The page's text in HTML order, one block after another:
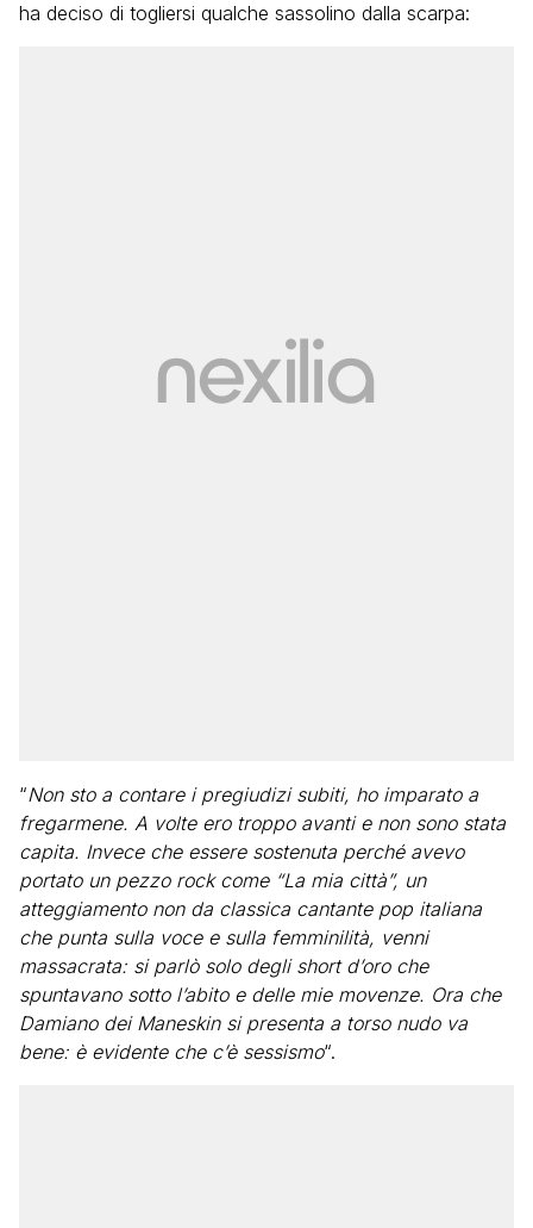
ha deciso di togliersi qualche sassolino dalla scarpa:
“Non sto a contare i pregiudizi subiti, ho imparato a
fregarmene. A volte ero troppo avanti e non sono stata
capita. Invece che essere sostenuta perché avevo
portato un pezzo rock come “La mia città”, un
atteggiamento non da classica cantante pop italiana
che punta sulla voce e sulla femminilità, venni
massacrata: si parlò solo degli short d’oro che
spuntavano sotto l’abito e delle mie movenze. Ora che
Damiano dei Maneskin si presenta a torso nudo va
bene: è evidente che c’è sessismo“.